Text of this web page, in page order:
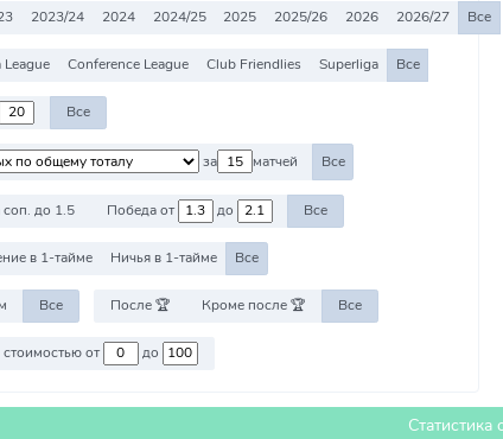
2023/24 2024 2024/25 2025 2025/26 2026 2026/27 Все
League Conference League Club Friendlies Superliga Все
Все
за матчей Все
до 1.5 Победа от до Все
в 1-тайме Ничья в 1-тайме Все
Все После 🏆 Кроме после 🏆 Все
Против команд со стоимостью от до
Статистика